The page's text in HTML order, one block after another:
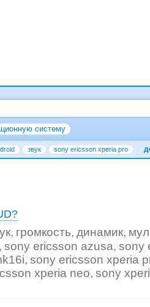
систему
звук sony ericsson xperia pro
громкость динамик
sony ericsson azusa sony
sony ericsson xperia
xperia neo sony